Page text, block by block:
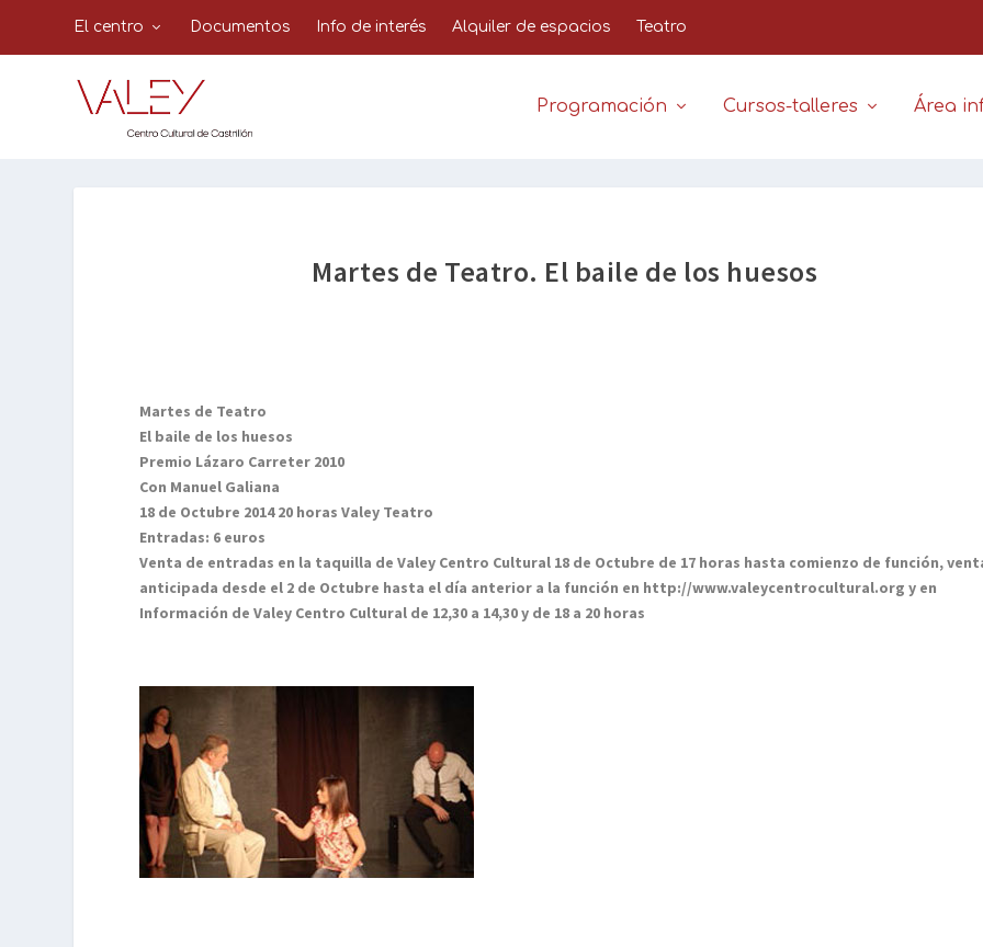
El centro Documentos Info de interés Alquiler de espacios Teatro
Programación Cursos-talleres Área
Martes de Teatro. El baile de los huesos
Martes de Teatro
El baile de los huesos
Premio Lázaro Carreter 2010
Con Manuel Galiana
18 de Octubre 2014 20 horas Valey Teatro
Entradas: 6 euros
Venta de entradas en la taquilla de Valey Centro Cultural 18 de Octubre de 17 horas hasta comienzo de función,
anticipada desde el 2 de Octubre hasta el día anterior a la función en http://www.valeycentrocultural.org y en
Información de Valey Centro Cultural de 12,30 a 14,30 y de 18 a 20 horas